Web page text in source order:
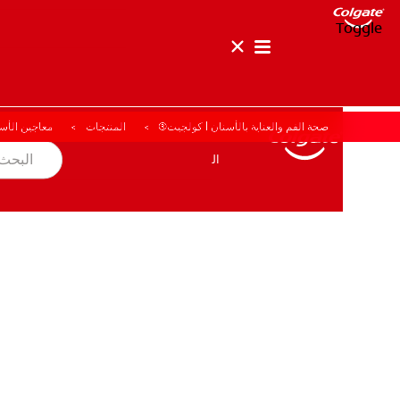
Toggle
المنتجات صحة الفم والأسنان المهمة
المنتجات المهمة
صحة الفم والعناية بالأسنان | كولجيت® المنتجات معاجين